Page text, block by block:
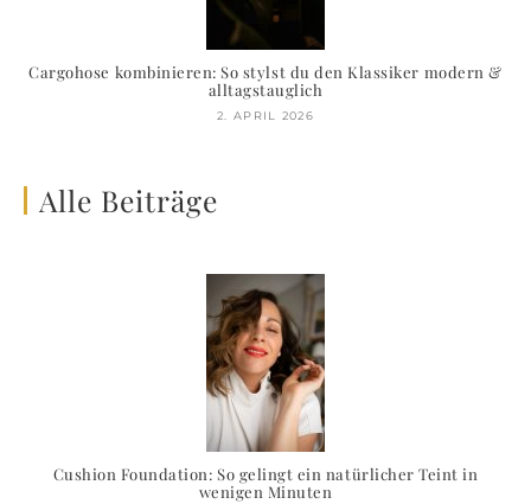
Cargohose kombinieren: So stylst du den Klassiker modern &
alltagstauglich
2. APRIL 2026
Alle Beiträge
Cushion Foundation: So gelingt ein natürlicher Teint in
wenigen Minuten